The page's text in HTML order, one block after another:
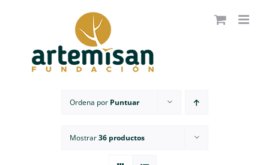
Ordena por Puntuar
Mostrar36 productos